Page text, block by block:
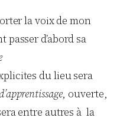
la voix de mon
passer d’abord sa
du lieu sera
, ouverte,
entre autres à la